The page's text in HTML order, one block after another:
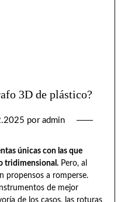
3D de plástico?
por admin
únicas con las que
tridimensional.Pero, al
propensos a romperse.
de mejor